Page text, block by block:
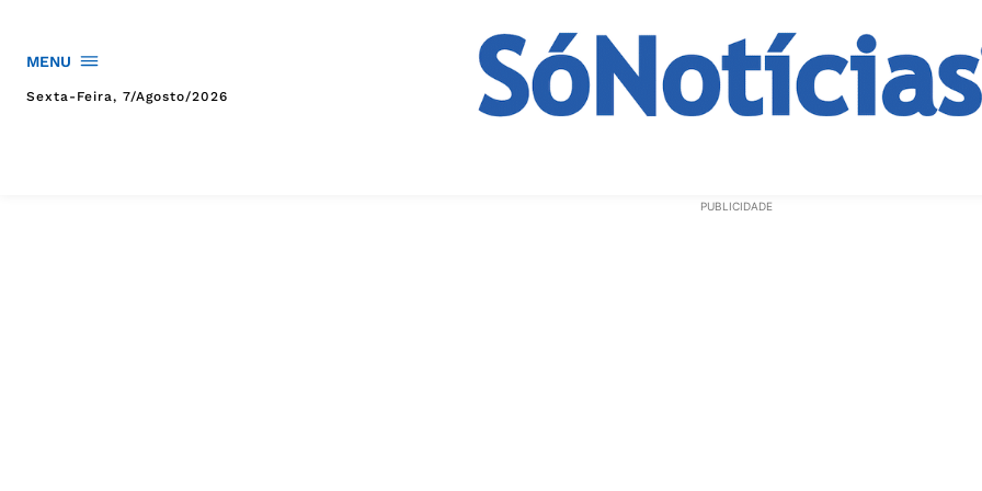
MENU
Sexta-Feira, 7/agosto/2026
PUBLICIDADE